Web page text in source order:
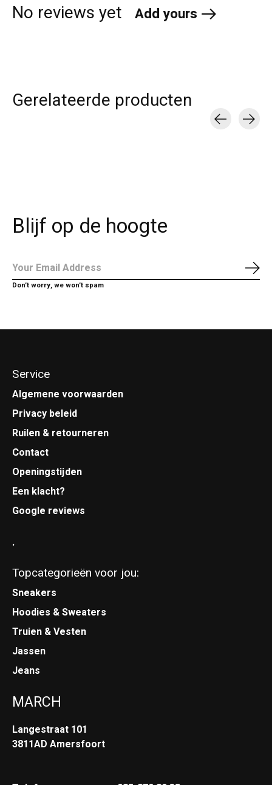
No reviews yet Add yours
Gerelateerde producten
Blijf op de hoogte
Don’t worry, we won’t spam
Service
Algemene voorwaarden
Privacy beleid
Ruilen & retourneren
Contact
Openingstijden
Een klacht?
Google reviews
.
Topcategorieën voor jou:
Sneakers
Hoodies & Sweaters
Truien & Vesten
Jassen
Jeans
MARCH
Langestraat 101
3811AD Amersfoort